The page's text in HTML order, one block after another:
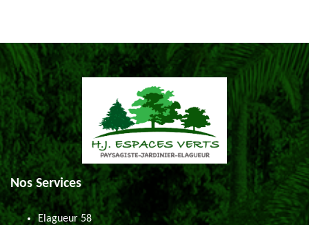
Nos Services
Elagueur 58